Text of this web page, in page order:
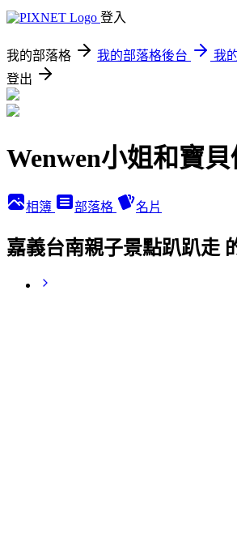
登入
我的部落格 我的部落格後台
我
登出
Wenwen小姐和寶貝
相簿 部落格 名片
嘉義台南親子景點趴趴走